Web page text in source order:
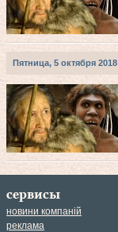
Пятница, 5 октября 2018
сервисы
новини компаній
реклама